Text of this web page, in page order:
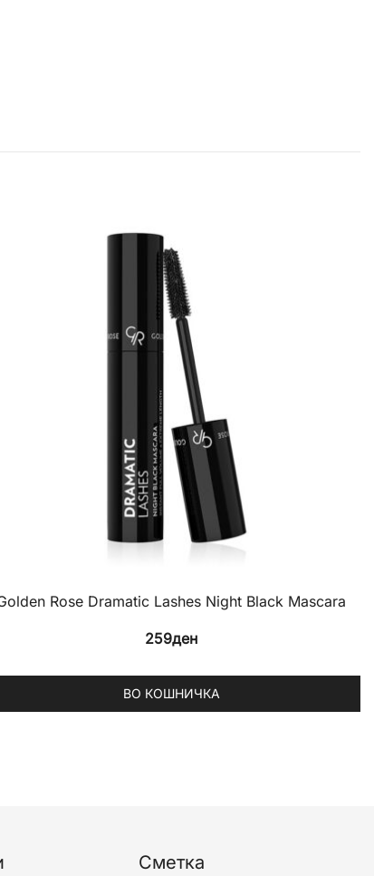
Rose Dramatic Lashes Night Black Mascara
259ден
ВО КОШНИЧКА
Сметка